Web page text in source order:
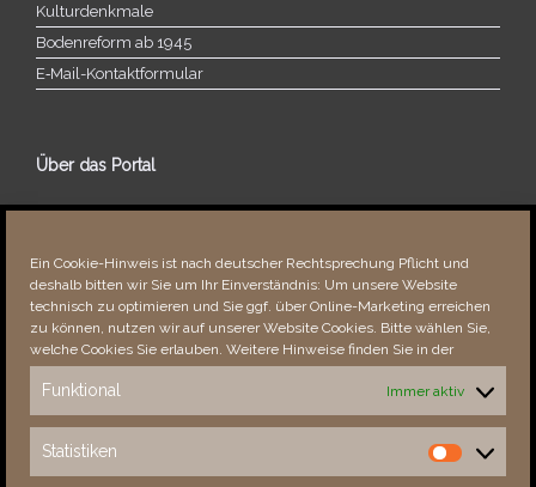
Ein Cookie-Hinweis ist nach deutscher Rechtsprechung Pflicht und
deshalb bitten wir Sie um Ihr Einverständnis: Um unsere Website
technisch zu optimieren und Sie ggf. über Online-Marketing erreichen
zu können, nutzen wir auf unserer Website Cookies. Bitte wählen Sie,
welche Cookies Sie erlauben. Weitere Hinweise finden Sie in der
Funktional Immer aktiv
Statistiken
Statistiken
Kulturdenkmale
Bodenreform ab 1945
E‑Mail-​​Kontaktformular
Über das Portal
Über dieses Portal
Fehler bemerkt?
Besucher seit 08/​2021